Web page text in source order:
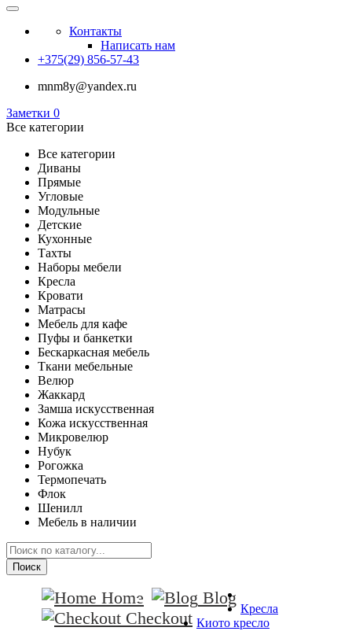
Контакты
Написать нам
+375(29) 856-57-43
mnm8y@yandex.ru
Заметки 0
Все категории
Все категории
Диваны
Прямые
Угловые
Модульные
Детские
Кухонные
Тахты
Наборы мебели
Кресла
Кровати
Матрасы
Мебель для кафе
Пуфы и банкетки
Бескаркасная мебель
Ткани мебельные
Велюр
Жаккард
Замша искусственная
Кожа искусственная
Микровелюр
Нубук
Рогожка
Термопечать
Флок
Шенилл
Мебель в наличии
Поиск
Home
Blog
Checkout
Кресла
Киото кресло